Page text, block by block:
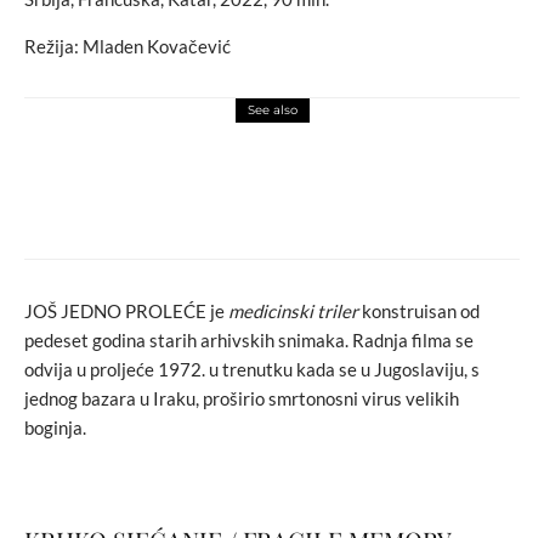
Režija: Mladen Kovačević
See also
JOŠ JEDNO PROLEĆE je medicinski trilerkonstruisan od
pedeset godina starih arhivskih snimaka. Radnja filma se
odvija u proljeće 1972. u trenutku kada se u Jugoslaviju, s
jednog bazara u Iraku, proširio smrtonosni virus velikih
boginja.